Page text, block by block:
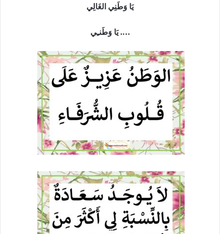
يَا وَطَنِي الغَالِي
….يَا وَطَنـِي